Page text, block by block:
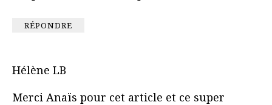
RÉPONDRE
Hélène LB
Merci Anaïs pour cet article et ce super